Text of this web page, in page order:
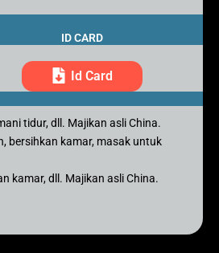
ID CARD
Id Card
tidur, dll. Majikan asli China.
bersihkan kamar, masak untuk
kamar, dll. Majikan asli China.